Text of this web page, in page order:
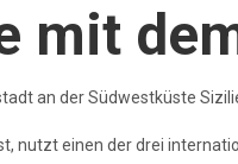
mit
an der Südwestküste
nutzt einen der drei